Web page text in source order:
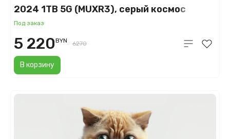
2024 1TB 5G (MUXR3), серый космос
(Space Gray)
Под заказ
В корзину
5 220BYN 6270